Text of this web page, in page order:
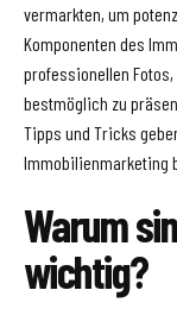
vermarkten, um
Komponenten des
professionellen
bestmöglich zu
Tipps und Tricks
Immobilienmarketing
Warum
wichtig?